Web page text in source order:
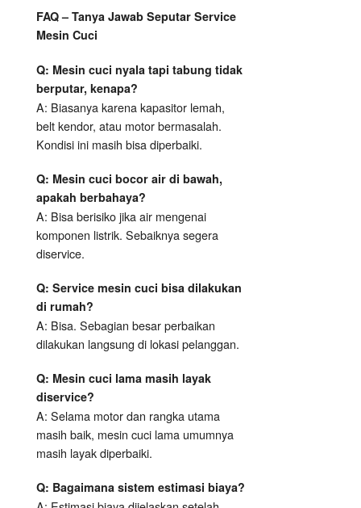
FAQ – Tanya Jawab Seputar Service
Mesin Cuci
Q: Mesin cuci nyala tapi tabung tidak
berputar, kenapa?
A: Biasanya karena kapasitor lemah,
belt kendor, atau motor bermasalah.
Kondisi ini masih bisa diperbaiki.
Q: Mesin cuci bocor air di bawah,
apakah berbahaya?
A: Bisa berisiko jika air mengenai
komponen listrik. Sebaiknya segera
diservice.
Q: Service mesin cuci bisa dilakukan
di rumah?
A: Bisa. Sebagian besar perbaikan
dilakukan langsung di lokasi pelanggan.
Q: Mesin cuci lama masih layak
diservice?
A: Selama motor dan rangka utama
masih baik, mesin cuci lama umumnya
masih layak diperbaiki.
Q: Bagaimana sistem estimasi biaya?